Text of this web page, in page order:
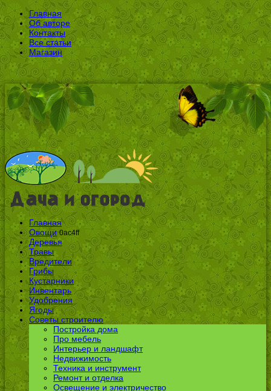
Главная
Об авторе
Контакты
Все статьи
Магазин
Главная
Овощи 0ac4ff
Деревья
Травы
Вредители
Грибы
Кустарники
Инвентарь
Удобрения
Ягоды
Советы строителю
Постройка дома
Про мебель
Интерьер и ландшафт
Недвижимость
Техника и инструмент
Ремонт и отделка
Освещение и электричество